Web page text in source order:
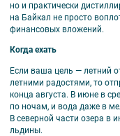
но и практически
на Байкал не просто
финансовых вложений.
Когда ехать
Если ваша цель — летний
летними радостями, то
конца августа. В июне в
по ночам, и вода даже в
В северной части озера
льдины.